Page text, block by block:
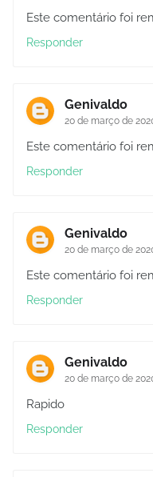
Este comentário foi
Responder
Genivaldo
20 de março de
Este comentário foi
Responder
Genivaldo
20 de março de
Este comentário foi
Responder
Genivaldo
20 de março de
Rapido
Responder